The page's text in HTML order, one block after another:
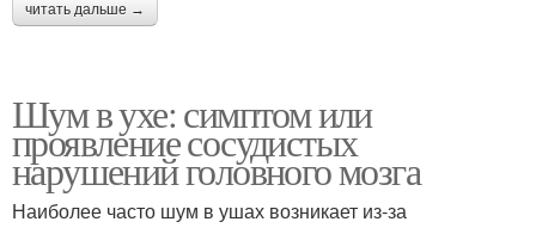
читать дальше →
Шум в ухе: симптом или
проявление сосудистых
нарушений головного мозга
Наиболее часто шум в ушах возникает из-за